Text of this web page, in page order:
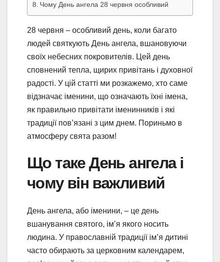
Чому День ангела 28 червня особливий
28 червня – особливий день, коли багато
людей святкують День ангела, вшановуючи
своїх небесних покровителів. Цей день
сповнений тепла, щирих привітань і духовної
радості. У цій статті ми розкажемо, хто саме
відзначає іменини, що означають їхні імена,
як правильно привітати іменинників і які
традиції пов’язані з цим днем. Пориньмо в
атмосферу свята разом!
Що таке День ангела і
чому він важливий
День ангела, або іменини, – це день
вшанування святого, ім’я якого носить
людина. У православній традиції ім’я дитині
часто обирають за церковним календарем,